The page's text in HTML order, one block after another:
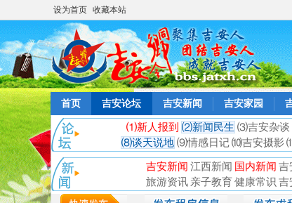
设为首页 收藏本站
首页 吉安论坛 吉安新闻 吉安家园
⑴新人报到 ⑵新闻民生 ⑶吉安杂谈
⑻谈天说地 ⑼情感日记 ⑽吉安摄影
吉安新闻 江西新闻 国内新闻 吉
旅游资讯 亲子教育 健康常识 吉